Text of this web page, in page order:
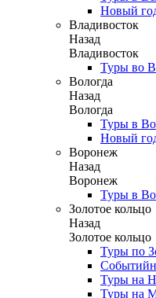
Новый
Владивосток
Назад
Владивосток
Туры во
Вологда
Назад
Вологда
Туры в
Новый
Воронеж
Назад
Воронеж
Туры в
Золотое кольцо
Назад
Золотое кольцо
Туры по
Туры на
Туры на